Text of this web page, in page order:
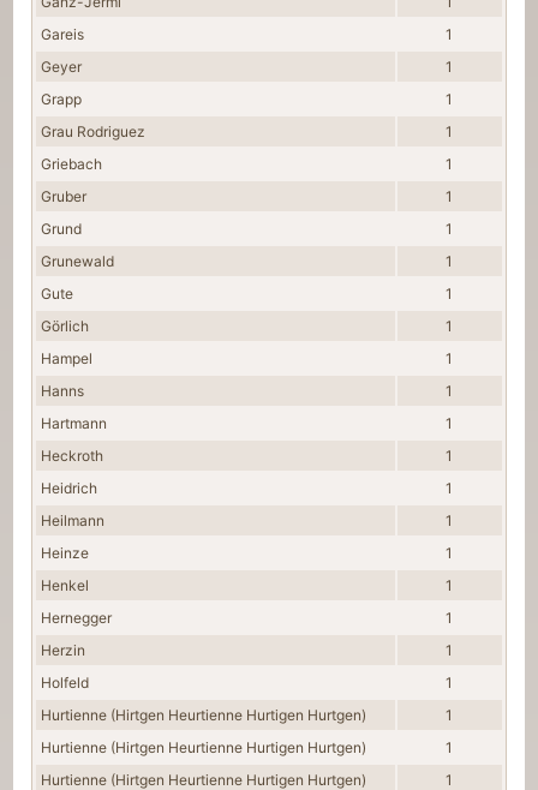
Gareis
1
Geyer
1
Grapp
1
Grau Rodriguez
1
Griebach
1
Gruber
1
Grund
1
Grunewald
1
Gute
1
Görlich
1
Hampel
1
Hanns
1
Hartmann
1
Heckroth
1
Heidrich
1
Heilmann
1
Heinze
1
Henkel
1
Hernegger
1
Herzin
1
Holfeld
1
Hurtienne (Hirtgen Heurtienne Hurtigen Hurtgen)
1
Hurtienne (Hirtgen Heurtienne Hurtigen Hurtgen)
1
Hurtienne (Hirtgen Heurtienne Hurtigen Hurtgen)
1